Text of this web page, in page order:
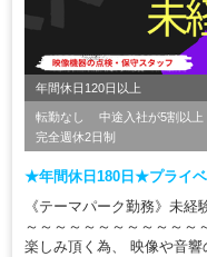
年間休日120日以上
転勤なし 中途入社が5割以上
完全週休2日制
★年間休日180日★プライベ
《テーマパーク勤務》未
～～～～～～～～～～～～
楽しみ頂く為、 映像や音